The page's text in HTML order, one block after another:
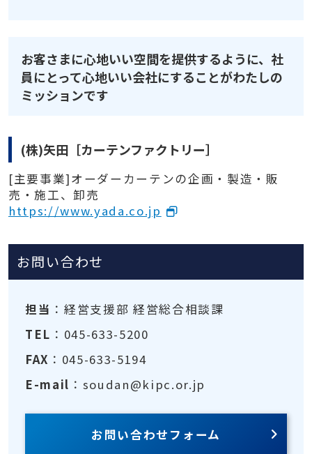
お客さまに心地いい空間を提供するように、社
員にとって心地いい会社にすることがわたしの
ミッションです
(株)矢田［カーテンファクトリー］
[主要事業]オーダーカーテンの企画・製造・販
売・施工、卸売
https://www.yada.co.jp
お問い合わせ
担当 ：経営支援部 経営総合相談課
TEL ：045-633-5200
FAX ：045-633-5194
E-mail ：soudan@kipc.or.jp
お問い合わせフォーム